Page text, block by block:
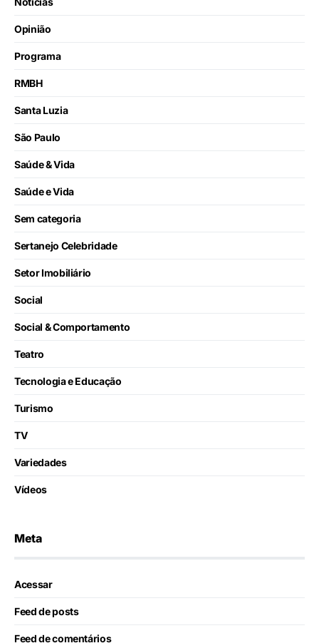
Opinião
Programa
RMBH
Santa Luzia
São Paulo
Saúde & Vida
Saúde e Vida
Sem categoria
Sertanejo Celebridade
Setor Imobiliário
Social
Social & Comportamento
Teatro
Tecnologia e Educação
Turismo
TV
Variedades
Vídeos
Meta
Acessar
Feed de posts
Feed de comentários